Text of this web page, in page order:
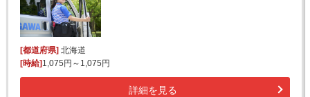
[都道府県]北海道
[時給]1,075円～1,075円
詳細を見る